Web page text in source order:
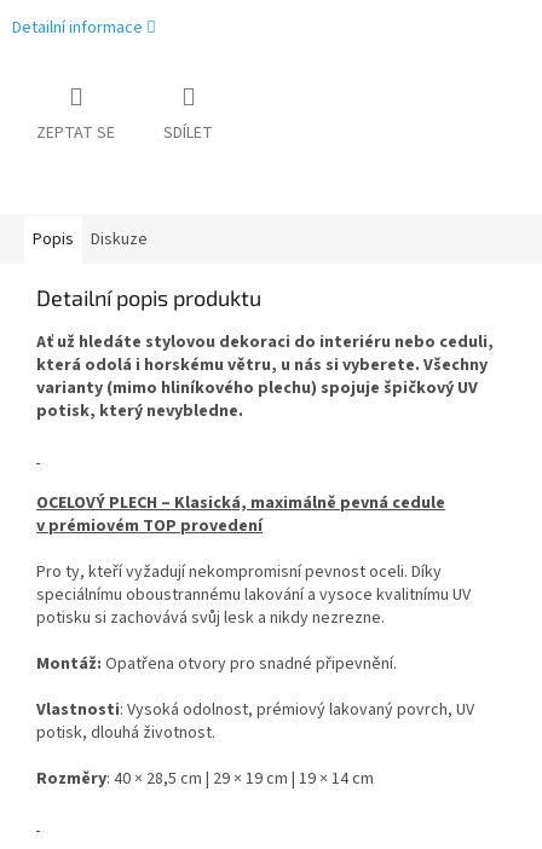
Detailní informace
ZEPTAT SE SDÍLET
Popis Diskuze
Detailní popis produktu
Ať už hledáte stylovou dekoraci do interiéru nebo ceduli,
která odolá i horskému větru, u nás si vyberete. Všechny
varianty (mimo hliníkového plechu) spojuje špičkový UV
potisk, který nevybledne.
OCELOVÝ PLECH – Klasická, maximálně pevná cedule
v prémiovém TOP provedení
Pro ty, kteří vyžadují nekompromisní pevnost oceli. Díky
speciálnímu oboustrannému lakování a vysoce kvalitnímu UV
potisku si zachovává svůj lesk a nikdy nezrezne.
Montáž: Opatřena otvory pro snadné připevnění.
Vlastnosti: Vysoká odolnost, prémiový lakovaný povrch, UV
potisk, dlouhá životnost.
Rozměry: 40 × 28,5 cm | 29 × 19 cm | 19 × 14 cm